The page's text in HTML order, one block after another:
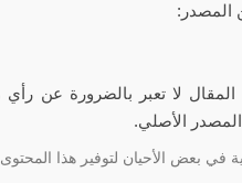
المصدر:
الأصلي.
في بعض الأحيان لتوفير هذا المحتوى.